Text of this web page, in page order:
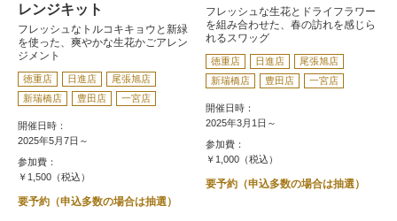
レンジキット
フレッシュなトルコキキョウと新緑
を使った、爽やかな生花かごアレン
ジメント
徳重店 日進店
尾張旭店
新瑞橋店
豊田店 一宮店
開催日時：
2025年5月7日～
参加費：
￥1,500（税込）
要予約（申込多数の場合は抽選）
フレッシュな生花とドライフラワー
を組み合わせた、春の訪れを感じら
れるスワッグ
徳重店 日進店
尾張旭店
新瑞橋店
豊田店 一宮店
開催日時：
2025年3月1日～
参加費：
￥1,000（税込）
要予約（申込多数の場合は抽選）